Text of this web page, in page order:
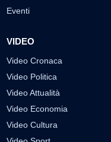
Eventi
VIDEO
Video Cronaca
Video Politica
Video Attualità
Video Economia
Video Cultura